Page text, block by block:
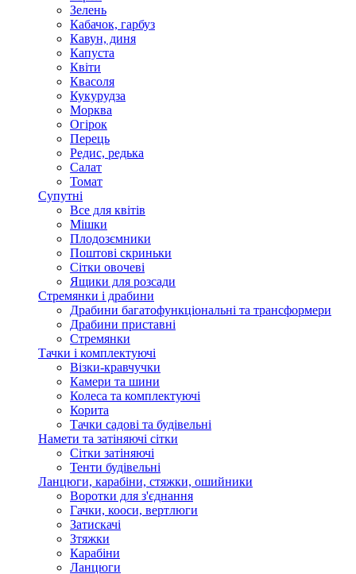
Зелень
Кабачок, гарбуз
Кавун, диня
Капуста
Квіти
Квасоля
Кукурудза
Морква
Огірок
Перець
Редис, редька
Салат
Томат
Супутні
Все для квітів
Мішки
Плодозємники
Поштові скриньки
Сітки овочеві
Ящики для розсади
Стремянки і драбини
Драбини багатофункціональні та трансформери
Драбини приставні
Стремянки
Тачки і комплектуючі
Візки-кравчучки
Камери та шини
Колеса та комплектуючі
Корита
Тачки садові та будівельні
Намети та затіняючі сітки
Сітки затіняючі
Тенти будівельні
Ланцюги, карабіни, стяжки, ошийники
Воротки для з'єднання
Гачки, кооси, вертлюги
Затискачі
Зтяжки
Карабіни
Ланцюги